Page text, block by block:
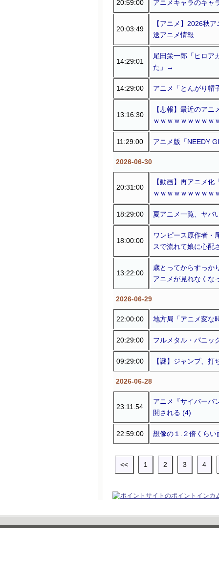
20:59:00 アニメキャラのキャ
20:03:49
【アニメ】2026秋
送アニメ情報
14:29:01
尾田栄一郎「ヒロア
た」→
14:29:00 アニメ「とんがり帽
13:16:30
【悲報】最近のア
ｗｗｗｗｗｗｗｗｗ
11:29:00 アニメ版「NEEDY
2026-06-30
20:31:00
【動画】再アニメ
ｗｗｗｗｗｗｗｗｗ
18:29:00 夏アニメ一覧、ヤバ
18:00:00
ワンピース原作者・
スで流れて娘に心配
13:22:00
歳とってからすっか
アニメが見れなくな
2026-06-29
22:00:00 地方局「アニメ変な
20:29:00 フルメタル・パニ
09:29:00 【謎】ジャンプ、
2026-06-28
23:11:54
アニメ『サイバーパ
開される (4)
22:59:00 想像の１.２倍くら
<< 1 2 3 4